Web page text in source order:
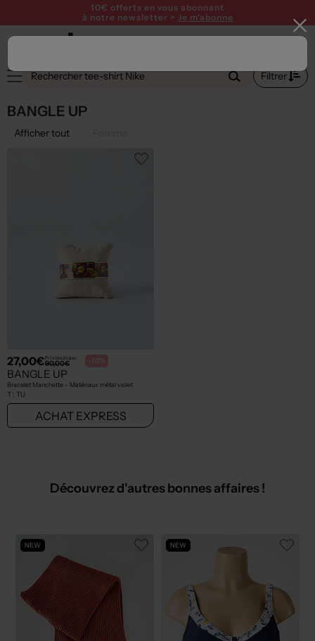
10€ offerts en vous abonnant
à notre newsletter > Je m'abonne
Filtrer
BANGLE UP
Afficher tout
27,00€Prix boutique :
90,00€ -70%
BANGLE UP
Bracelet Manchette - Matériaux métal violet
T : TU
ACHAT EXPRESS
Découvrez d'autres bonnes affaires !
NEW NEW